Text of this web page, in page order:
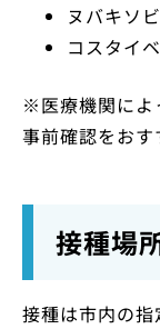
ヌバキソ
コスタイ
※医療機関によ
事前確認をおす
接種場
接種は市内の